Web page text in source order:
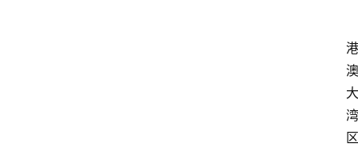
港
澳
大
湾
区